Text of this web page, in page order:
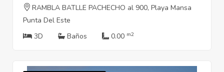
RAMBLA BATLLE PACHECHO al 900, Playa Mansa
Punta Del Este
3D
Baños 0.00 m2